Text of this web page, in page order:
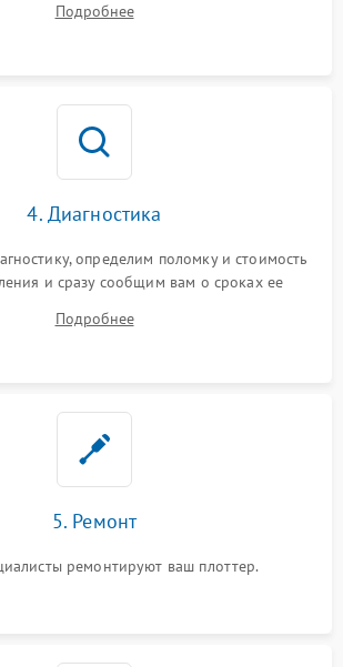
Подробнее
4. Диагностика
определим поломку и стоимость
и сразу сообщим вам о сроках ее
Подробнее
5. Ремонт
ремонтируют ваш плоттер.